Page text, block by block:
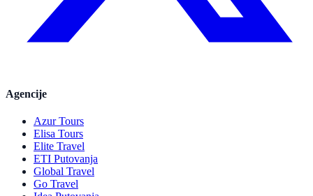
Agencije
Azur Tours
Elisa Tours
Elite Travel
ETI Putovanja
Global Travel
Go Travel